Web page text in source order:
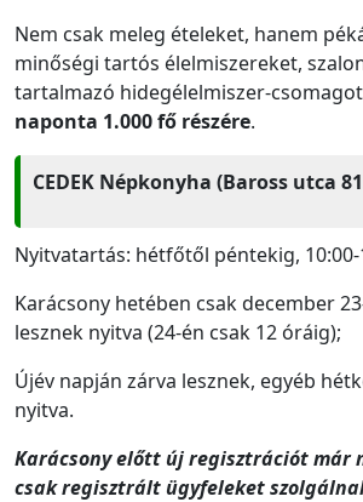
Nem csak meleg ételeket, hanem
minőségi tartós élelmiszereket,
tartalmazó hidegélelmiszer-
naponta 1.000 fő részére.
CEDEK Népkonyha (Baross utca
Nyitvatartás: hétfőtől péntekig, 10:00-
Karácsony hetében csak december
lesznek nyitva (24-én csak 12 óráig);
Újév napján zárva lesznek, egyéb
nyitva.
Karácsony előtt új regisztrációt már
csak regisztrált ügyfeleket